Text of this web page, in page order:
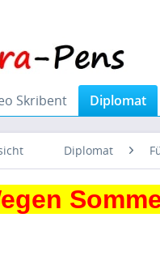
Skribent Diplomat
Diplomat